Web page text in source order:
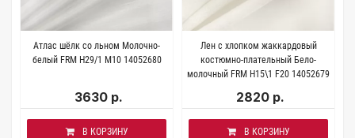
Атлас шёлк со льном Молочно-
белый FRM H29/1 M10 14052680
3630 р.
В КОРЗИНУ
Лен с хлопком жаккардовый
костюмно-плательный Бело-
молочный FRM H15\1 F20 14052679
2820 р.
В КОРЗИНУ